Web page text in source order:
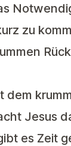
zu
Jesus
es Zeit